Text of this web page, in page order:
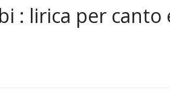
: lirica per